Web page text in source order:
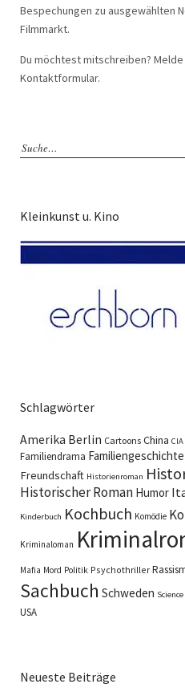
Bespechungen zu ausgewählten
Filmmarkt.
Du möchtest mitschreiben?
Kontaktformular.
Kleinkunst u. Kino
Schlagwörter
Amerika Berlin Cartoons China CIA
Familiendrama Familiengeschichte
Freundschaft Historienroman
Historischer Roman Humor
Kinderbuch Kochbuch Komödie
Kriminaloman
Mafia Mord Politik Psychothriller
Sachbuch Schweden
USA
Neueste Beiträge